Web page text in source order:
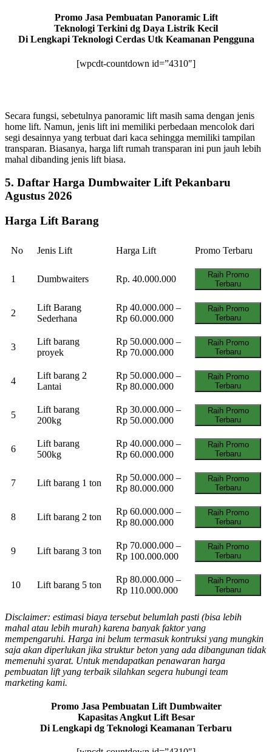
Promo Jasa Pembuatan Panoramic Lift
Teknologi Terkini dg Daya Listrik Kecil
Di Lengkapi Teknologi Cerdas Utk Keamanan Pengguna
[wpcdt-countdown id=”4310″]
Secara fungsi, sebetulnya panoramic lift masih sama dengan jenis
home lift. Namun, jenis lift ini memiliki perbedaan mencolok dari
segi desainnya yang terbuat dari kaca sehingga memiliki tampilan
transparan. Biasanya, harga lift rumah transparan ini pun jauh lebih
mahal dibanding jenis lift biasa.
5. Daftar Harga Dumbwaiter Lift Pekanbaru
Agustus 2026
Harga Lift Barang
No Jenis Lift Harga Lift Promo Terbaru
1 Dumbwaiters Rp. 40.000.000
Raih Promo
Terbaru
2
Lift Barang
Sederhana
Rp 40.000.000 –
Rp 60.000.000
Raih Promo
Terbaru
3
Lift barang
proyek
Rp 50.000.000 –
Rp 70.000.000
Raih Promo
Terbaru
4
Lift barang 2
Lantai
Rp 50.000.000 –
Rp 80.000.000
Raih Promo
Terbaru
5
Lift barang
200kg
Rp 30.000.000 –
Rp 50.000.000
Raih Promo
Terbaru
6
Lift barang
500kg
Rp 40.000.000 –
Rp 60.000.000
Raih Promo
Terbaru
7 Lift barang 1 ton
Rp 50.000.000 –
Rp 80.000.000
Raih Promo
Terbaru
8 Lift barang 2 ton
Rp 60.000.000 –
Rp 80.000.000
Raih Promo
Terbaru
9 Lift barang 3 ton
Rp 70.000.000 –
Rp 100.000.000
Raih Promo
Terbaru
10 Lift barang 5 ton
Rp 80.000.000 –
Rp 110.000.000
Raih Promo
Terbaru
Disclaimer: estimasi biaya tersebut belumlah pasti (bisa lebih
mahal atau lebih murah) karena banyak faktor yang
mempengaruhi. Harga ini belum termasuk kontruksi yang mungkin
saja akan diperlukan jika struktur beton yang ada dibangunan tidak
memenuhi syarat. Untuk mendapatkan penawaran harga
pembuatan lift yang terbaik silahkan segera hubungi team
marketing kami.
Promo Jasa Pembuatan Lift Dumbwaiter
Kapasitas Angkut Lift Besar
Di Lengkapi dg Teknologi Keamanan Terbaru